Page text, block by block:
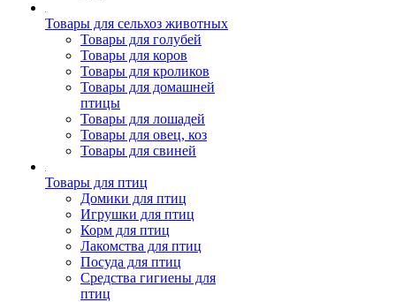
Товары для сельхоз животных
Товары для голубей
Товары для коров
Товары для кроликов
Товары для домашней
птицы
Товары для лошадей
Товары для овец, коз
Товары для свиней
Товары для птиц
Домики для птиц
Игрушки для птиц
Корм для птиц
Лакомства для птиц
Посуда для птиц
Средства гигиены для
птиц